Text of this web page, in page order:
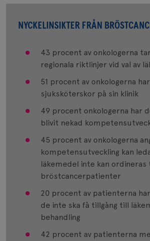
NYCKELINSIKTER FRÅN
43 procent av onkologerna
regionala riktlinjer vid val av
51 procent av onkologerna
sjuksköterskor på sin klinik
49 procent onkologerna har
blivit nekad
45 procent av onkologerna
kompetensutveckling kan
läkemedel inte kan ordineras
bröstcancerpatienter
20 procent av patienterna
de inte ska få tillgång till
behandling
42 procent av patienterna